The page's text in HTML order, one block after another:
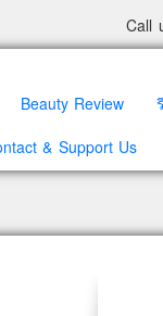
Call
Beauty Review
& Support Us